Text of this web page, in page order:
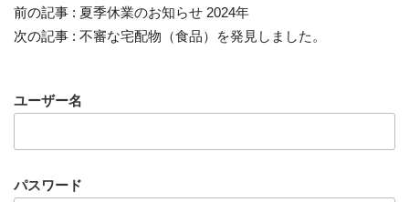
c
o
o
tt
er
ail
e
前の記事 : 夏季休業のお知らせ 2024年
次の記事 : 不審な宅配物（食品）を発見しました。
ユーザー名
パスワード